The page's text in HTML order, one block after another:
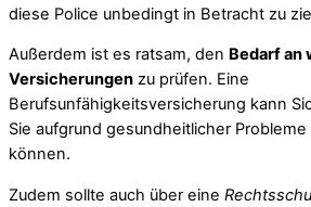
diese Police unbedingt in Betracht zu
Außerdem ist es ratsam, den Bedarf an
Versicherungen zu prüfen. Eine
Berufsunfähigkeitsversicherung kann
Sie aufgrund gesundheitlicher
können.
Zudem sollte auch über eine